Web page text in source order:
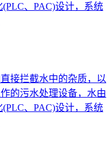
、PAC)设计，系统
接拦截水中的杂质，以
的污水处理设备，水由
、PAC)设计，系统